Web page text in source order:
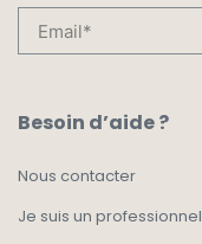
Besoin d’aide ?
Nous contacter
Je suis un professionnel